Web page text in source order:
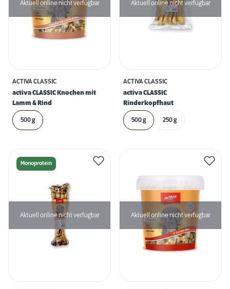
Aktuell online nicht verfügbar
ACTIVA CLASSIC
activa CLASSIC Knochen mit
Lamm & Rind
500 g
Aktuell online nicht verfügbar
ACTIVA CLASSIC
activa CLASSIC
Rinderkopfhaut
500 g 250 g
Monoprotein
Aktuell online nicht verfügbar Aktuell online nicht verfügbar